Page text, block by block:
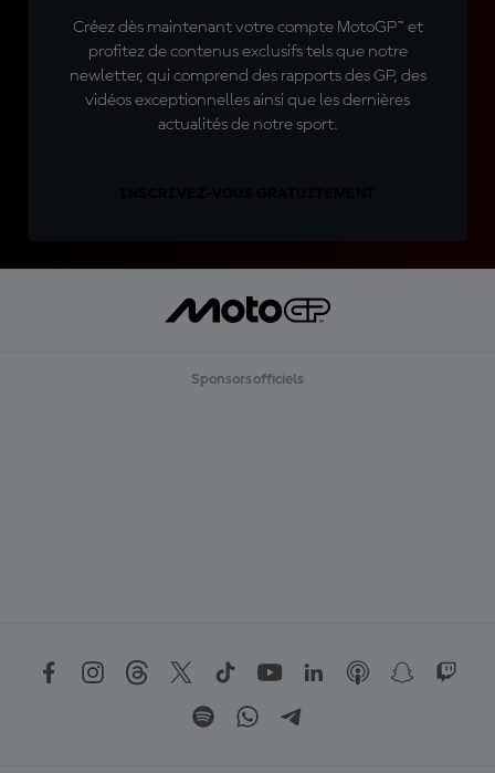
Créez dès maintenant votre compte MotoGP™ et
profitez de contenus exclusifs tels que notre
newletter, qui comprend des rapports des GP, des
vidéos exceptionnelles ainsi que les dernières
actualités de notre sport.
Sponsors officiels